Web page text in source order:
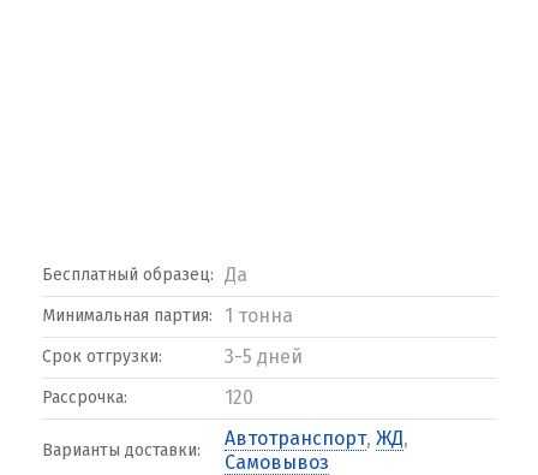
Бесплатный образец: Да
Минимальная партия: 1 тонна
Срок отгрузки: 3-5 дней
Рассрочка: 120
Варианты доставки:
Автотранспорт, ЖД,
Самовывоз